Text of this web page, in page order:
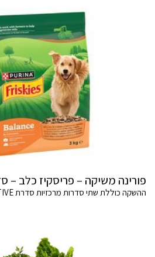
פורינה משיקה – פריסקיז כלב –
ההשקה כוללת שתי סדרות מרכזיות סדרת ACTIVE וסדרת BALANCE